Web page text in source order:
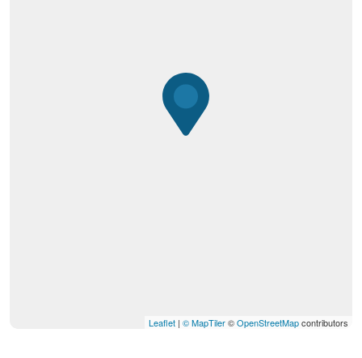
Leaflet | © MapTiler©OpenStreetMapcontributors